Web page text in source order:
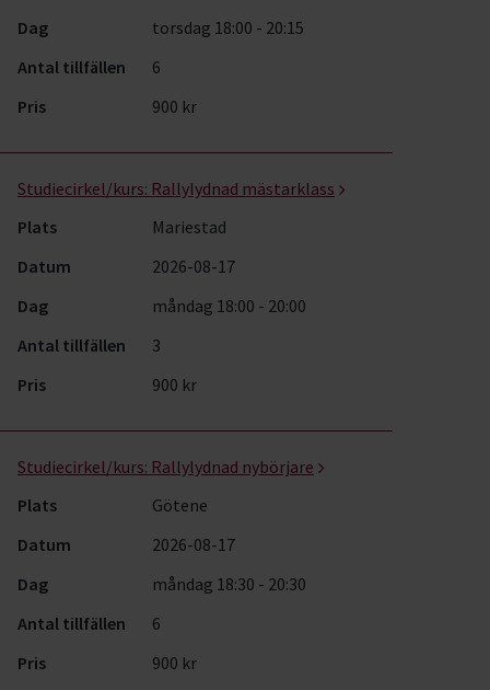
Dag
torsdag 18:00 - 20:15
Antal tillfällen
6
Pris
900 kr
Studiecirkel/kurs: Rallylydnad mästarklass
Plats
Mariestad
Datum
2026-08-17
Dag
måndag 18:00 - 20:00
Antal tillfällen
3
Pris
900 kr
Studiecirkel/kurs: Rallylydnad nybörjare
Plats
Götene
Datum
2026-08-17
Dag
måndag 18:30 - 20:30
Antal tillfällen
6
Pris
900 kr